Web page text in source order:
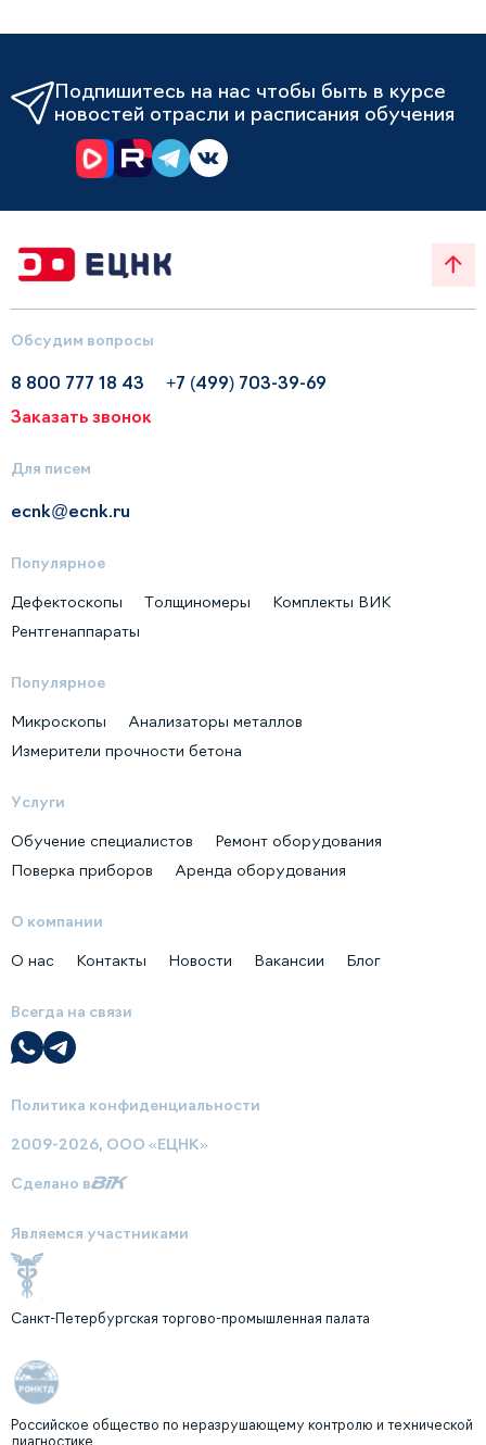
Подпишитесь на нас чтобы быть в курсе
новостей отрасли и расписания обучения
Обсудим вопросы
8 800 777 18 43
+7 (499) 703-39-69
Заказать звонок
Для писем
ecnk@ecnk.ru
Популярное
Дефектоскопы Толщиномеры
Комплекты ВИК
Рентгенаппараты
Популярное
Микроскопы
Анализаторы металлов
Измерители прочности бетона
Услуги
Обучение специалистов
Ремонт оборудования
Поверка приборов
Аренда оборудования
О компании
О нас Контакты Новости Вакансии Блог
Всегда на связи
Политика конфиденциальности
2009-2026, ООО «ЕЦНК»
Сделано в
Являемся участниками
Санкт-Петербургская торгово-промышленная палата
Российское общество по неразрушающему контролю и технической
диагностике